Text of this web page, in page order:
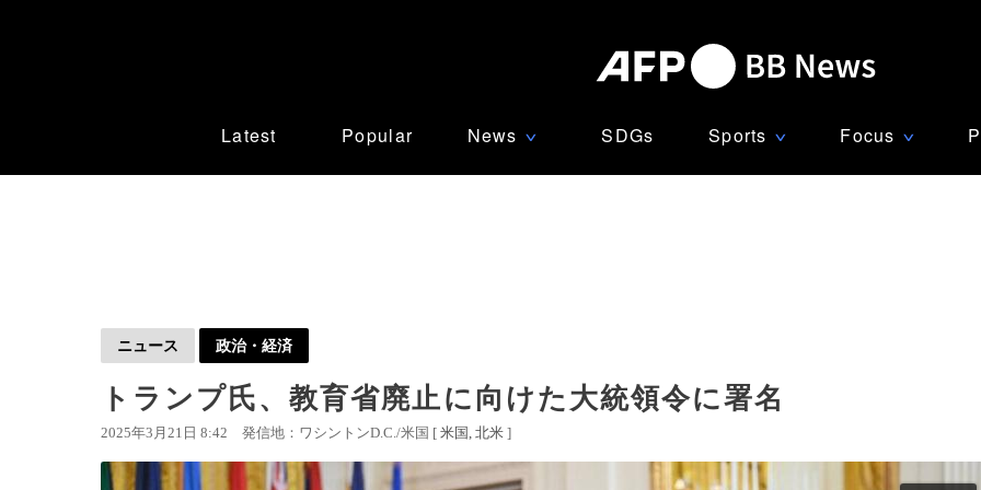
Latest Popular News ∨ SDGs Sports ∨ Focus ∨
ニュース 政治・経済
トランプ氏、教育省廃止に向けた大統領令に署名
2025年3月21日 8:42 発信地：ワシントンD.C./米国 [ 米国 北米 ]